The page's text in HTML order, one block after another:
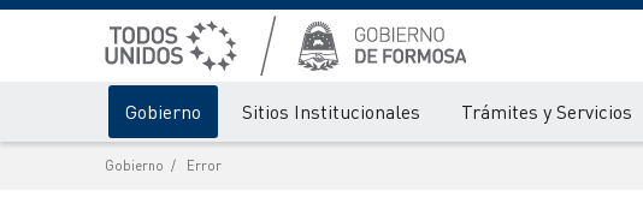
Gobierno Sitios Institucionales Trámites y Servicios
Gobierno Error